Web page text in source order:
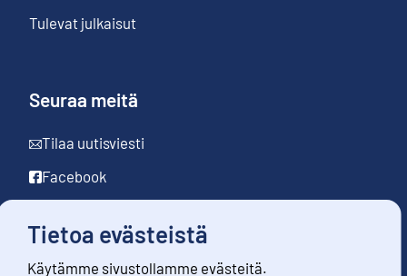
Tietoa evästeistä
Käytämme sivustollamme evästeitä.
Tulevat julkaisut
Seuraa meitä
Tilaa uutisviesti
Facebook
YouTube